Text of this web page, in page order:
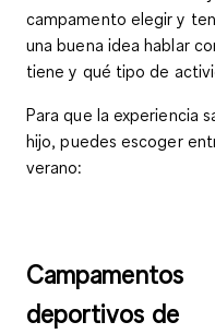
campamento elegir y
una buena idea hablar
tiene y qué tipo de
Para que la experiencia
hijo, puedes escoger
verano:
Campamentos
deportivos de